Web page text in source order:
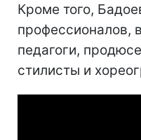
Кроме того,
профессионалов,
педагоги,
стилисты и